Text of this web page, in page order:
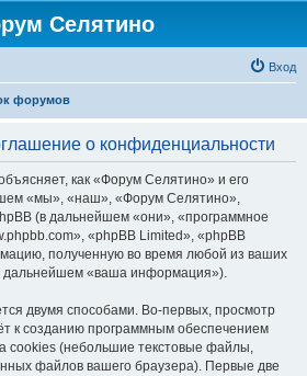
Селятино
Вход
форумов
о конфиденциальности
как «Форум Селятино» и его
«мы», «наш», «Форум Селятино»,
(в дальнейшем «они», «программное
«phpBB Limited», «phpBB
полученную во время любой из ваших
дальнейшем «ваша информация»).
двумя способами. Во-первых, просмотр
к созданию программным обеспечением
cookies (небольшие текстовые файлы,
файлов вашего браузера). Первые две